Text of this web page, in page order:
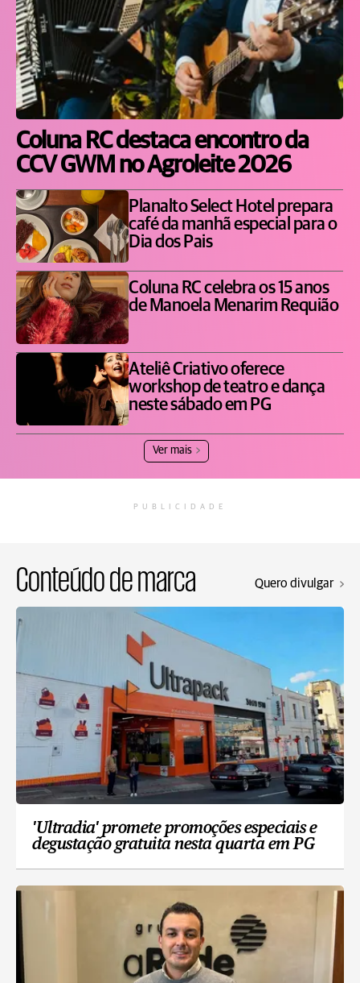
Coluna RC destaca encontro da
CCV GWM no Agroleite 2026
Planalto Select Hotel prepara
café da manhã especial para o
Dia dos Pais
Coluna RC celebra os 15 anos
de Manoela Menarim Requião
Ateliê Criativo oferece
workshop de teatro e dança
neste sábado em PG
Ver mais
PUBLICIDADE
Conteúdo de marca Quero divulgar
'Ultradia' promete promoções especiais e
degustação gratuita nesta quarta em PG